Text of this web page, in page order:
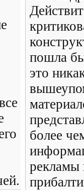
пошла
это
более
рекламы